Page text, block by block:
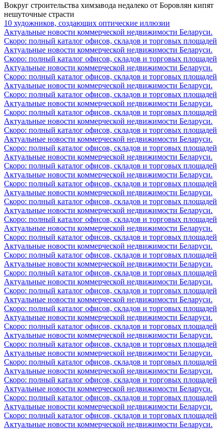
Вокруг строительства химзавода недалеко от Боровлян кипят
нешуточные страсти
10 художников, создающих оптические иллюзии
Актуальные новости коммерческой недвижимости Беларуси.
Скоро: полный каталог офисов, складов и торговых площадей
Актуальные новости коммерческой недвижимости Беларуси.
Скоро: полный каталог офисов, складов и торговых площадей
Актуальные новости коммерческой недвижимости Беларуси.
Скоро: полный каталог офисов, складов и торговых площадей
Актуальные новости коммерческой недвижимости Беларуси.
Скоро: полный каталог офисов, складов и торговых площадей
Актуальные новости коммерческой недвижимости Беларуси.
Скоро: полный каталог офисов, складов и торговых площадей
Актуальные новости коммерческой недвижимости Беларуси.
Скоро: полный каталог офисов, складов и торговых площадей
Актуальные новости коммерческой недвижимости Беларуси.
Скоро: полный каталог офисов, складов и торговых площадей
Актуальные новости коммерческой недвижимости Беларуси.
Скоро: полный каталог офисов, складов и торговых площадей
Актуальные новости коммерческой недвижимости Беларуси.
Скоро: полный каталог офисов, складов и торговых площадей
Актуальные новости коммерческой недвижимости Беларуси.
Скоро: полный каталог офисов, складов и торговых площадей
Актуальные новости коммерческой недвижимости Беларуси.
Скоро: полный каталог офисов, складов и торговых площадей
Актуальные новости коммерческой недвижимости Беларуси.
Скоро: полный каталог офисов, складов и торговых площадей
Актуальные новости коммерческой недвижимости Беларуси.
Скоро: полный каталог офисов, складов и торговых площадей
Актуальные новости коммерческой недвижимости Беларуси.
Скоро: полный каталог офисов, складов и торговых площадей
Актуальные новости коммерческой недвижимости Беларуси.
Скоро: полный каталог офисов, складов и торговых площадей
Актуальные новости коммерческой недвижимости Беларуси.
Скоро: полный каталог офисов, складов и торговых площадей
Актуальные новости коммерческой недвижимости Беларуси.
Скоро: полный каталог офисов, складов и торговых площадей
Актуальные новости коммерческой недвижимости Беларуси.
Скоро: полный каталог офисов, складов и торговых площадей
Актуальные новости коммерческой недвижимости Беларуси.
Скоро: полный каталог офисов, складов и торговых площадей
Актуальные новости коммерческой недвижимости Беларуси.
Скоро: полный каталог офисов, складов и торговых площадей
Актуальные новости коммерческой недвижимости Беларуси.
Скоро: полный каталог офисов, складов и торговых площадей
Актуальные новости коммерческой недвижимости Беларуси.
Скоро: полный каталог офисов, складов и торговых площадей
Актуальные новости коммерческой недвижимости Беларуси.